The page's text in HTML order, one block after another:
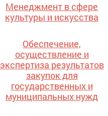
Менеджмент в сфере
культуры и искусства
Обеспечение,
осуществление и
экспертиза результатов
закупок для
государственных и
муниципальных нужд